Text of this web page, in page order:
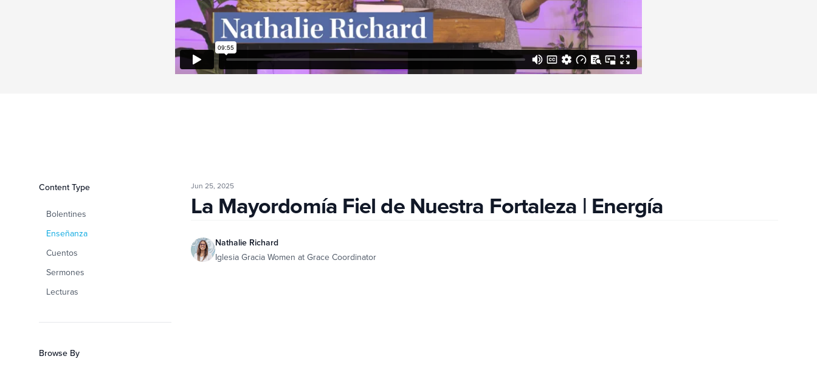
Filters
Content Type
Bolentines
Enseñanza
Cuentos
Sermones
Lecturas
Browse By
La Mayordomía Fiel de Nuestra Fortaleza | Energía
Jun 25, 2025
La Mayordomía Fiel de Nuestra Fortaleza | Energía
Nathalie Richard
Iglesia Gracia Women at Grace Coordinator